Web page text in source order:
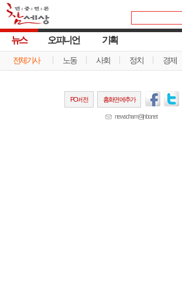
뉴스
전체기사 노동 사회 정치 경제
오피니언 기획
PC버전 홈화면에추가
newscham@jinbo.net